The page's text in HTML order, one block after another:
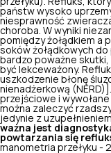
państw wysoko
niesprawność
choroba. W wyniki
pomiędzy żołądkiem a
soków żołądkowych
bardzo poważne
być lekceważony.
uszkodzenie błonę
nienadżerkową
przejściowe i
można zaleczyć
jedynie z
ważna jest
powtarzania się
manometria przełyku -